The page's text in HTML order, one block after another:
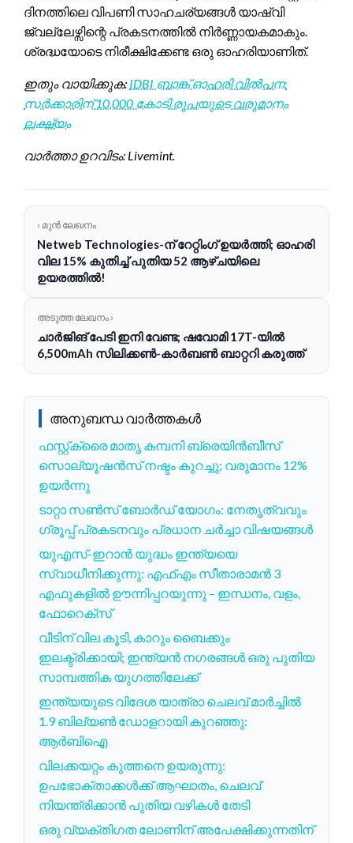
ദിനത്തിലെ വിപണി സാഹചര്യങ്ങൾ യാഷ്വി
ജ്വല്ലേഴ്സിന്റെ പ്രകടനത്തിൽ നിർണ്ണായകമാകും.
ശ്രദ്ധയോടെ നിരീക്ഷിക്കേണ്ട ഒരു ഓഹരിയാണിത്.
ഇതും വായിക്കുക: IDBI ബാങ്ക് ഓഹരി വിൽപന:
സർക്കാരിന് 10,000 കോടി രൂപയുടെ വരുമാനം
ലക്ഷ്യം
വാർത്താ ഉറവിടം: Livemint.
‹ മുൻ ലേഖനം
Netweb Technologies-ന് റേറ്റിംഗ് ഉയർത്തി; ഓഹരി
വില 15% കുതിച്ച് പുതിയ 52 ആഴ്ചയിലെ
ഉയരത്തിൽ!
അടുത്ത ലേഖനം ›
ചാർജിങ് പേടി ഇനി വേണ്ട; ഷവോമി 17T-യിൽ
6,500mAh സിലിക്കൺ-കാർബൺ ബാറ്ററി കരുത്ത്
അനുബന്ധ വാർത്തകൾ
ഫസ്റ്റ്ക്രൈ മാതൃ കമ്പനി ബ്രെയിൻബീസ്
സൊല്യൂഷൻസ് നഷ്ടം കുറച്ചു; വരുമാനം 12%
ഉയർന്നു
ടാറ്റാ സൺസ് ബോർഡ് യോഗം: നേതൃത്വവും
ഗ്രൂപ്പ് പ്രകടനവും പ്രധാന ചർച്ചാ വിഷയങ്ങൾ
യുഎസ്-ഇറാൻ യുദ്ധം ഇന്ത്യയെ
സ്വാധീനിക്കുന്നു: എഫ്എം സീതാരാമൻ 3
എഫുകളിൽ ഊന്നിപ്പറയുന്നു – ഇന്ധനം, വളം,
ഫോറെക്സ്
വീടിന് വില കൂടി, കാറും ബൈക്കും
ഇലക്ട്രിക്കായി; ഇന്ത്യൻ നഗരങ്ങൾ ഒരു പുതിയ
സാമ്പത്തിക യുഗത്തിലേക്ക്
ഇന്ത്യയുടെ വിദേശ യാത്രാ ചെലവ് മാർച്ചിൽ
1.9 ബില്യൺ ഡോളറായി കുറഞ്ഞു:
ആർബിഐ
വിലക്കയറ്റം കുത്തനെ ഉയരുന്നു:
ഉപഭോക്താക്കൾക്ക് ആഘാതം, ചെലവ്
നിയന്ത്രിക്കാൻ പുതിയ വഴികൾ തേടി
ഒരു വ്യക്തിഗത ലോണിന് അപേക്ഷിക്കുന്നതിന്